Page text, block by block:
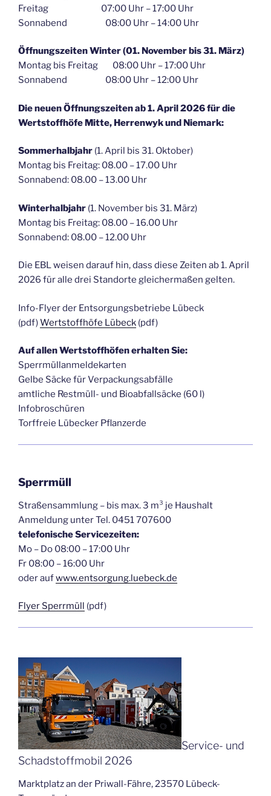
Freitag 07:00 Uhr – 17:00 Uhr
Sonnabend 08:00 Uhr – 14:00 Uhr
Öffnungszeiten Winter (01. November bis 31. März)
Montag bis Freitag 08:00 Uhr – 17:00 Uhr
Sonnabend 08:00 Uhr – 12:00 Uhr
Die neuen Öffnungszeiten ab 1. April 2026 für die
Wertstoffhöfe Mitte, Herrenwyk und Niemark:
Sommerhalbjahr (1. April bis 31. Oktober)
Montag bis Freitag: 08.00 – 17.00 Uhr
Sonnabend: 08.00 – 13.00 Uhr
Winterhalbjahr (1. November bis 31. März)
Montag bis Freitag: 08.00 – 16.00 Uhr
Sonnabend: 08.00 – 12.00 Uhr
Die EBL weisen darauf hin, dass diese Zeiten ab 1. April
2026 für alle drei Standorte gleichermaßen gelten.
Info-Flyer der Entsorgungsbetriebe Lübeck
(pdf)Wertstoffhöfe Lübeck (pdf)
Auf allen Wertstoffhöfen erhalten Sie:
Sperrmüllanmeldekarten
Gelbe Säcke für Verpackungsabfälle
amtliche Restmüll- und Bioabfallsäcke (60 l)
Infobroschüren
Torffreie Lübecker Pflanzerde
Sperrmüll
Straßensammlung – bis max. 3 m³ je Haushalt
Anmeldung unter Tel. 0451 707600
telefonische Servicezeiten:
Mo – Do 08:00 – 17:00 Uhr
Fr 08:00 – 16:00 Uhr
oder aufwww.entsorgung.luebeck.de
Flyer Sperrmüll (pdf)
Service- und
Schadstoffmobil 2026
Marktplatz an der Priwall-Fähre, 23570 Lübeck-